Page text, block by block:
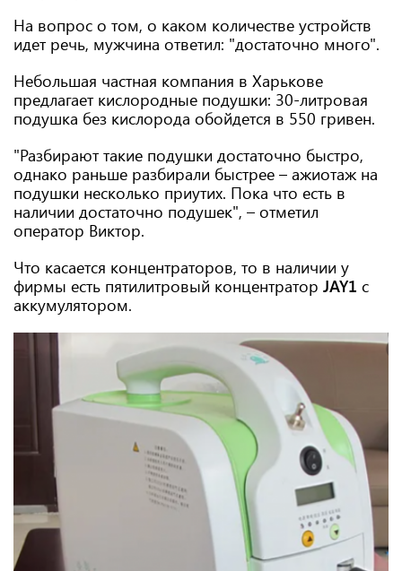
На вопрос о том, о каком количестве устройств
идет речь, мужчина ответил: "достаточно много".
Небольшая частная компания в Харькове
предлагает кислородные подушки: 30-литровая
подушка без кислорода обойдется в 550 гривен.
"Разбирают такие подушки достаточно быстро,
однако раньше разбирали быстрее – ажиотаж на
подушки несколько приутих. Пока что есть в
наличии достаточно подушек", – отметил
оператор Виктор.
Что касается концентраторов, то в наличии у
фирмы есть пятилитровый концентратор JAY1 c
аккумулятором.